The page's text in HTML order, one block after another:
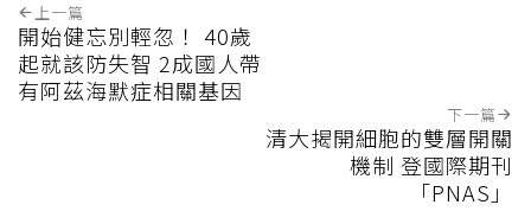
上一篇
開始健忘別輕忽！ 40歲
起就該防失智 2成國人帶
有阿茲海默症相關基因
下一篇
清大揭開細胞的雙層開關
機制 登國際期刊
「PNAS」